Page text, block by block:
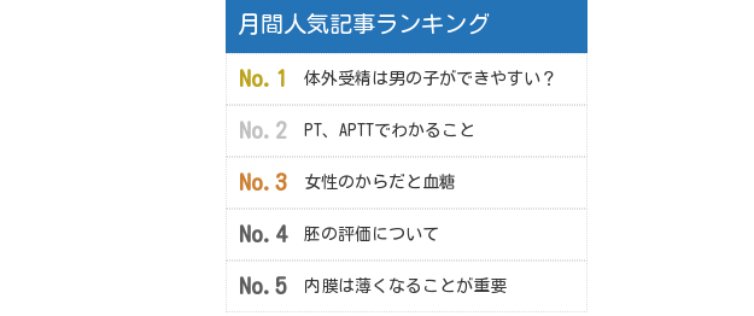
月間人気記事ランキング
体外受精は男の子ができやすい？
PT、APTTでわかること
女性のからだと血糖
胚の評価について
内膜は薄くなることが重要